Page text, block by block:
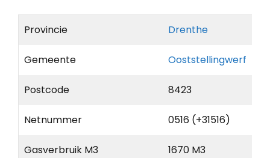
Provincie Drenthe
Gemeente Ooststellingwerf
Postcode 8423
Netnummer 0516 (+31516)
Gasverbruik M3 1670 M3